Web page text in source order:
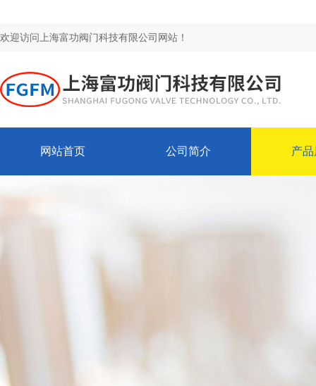
欢迎访问上海富功阀门科技有限公司网站！
网站首页 公司简介 产